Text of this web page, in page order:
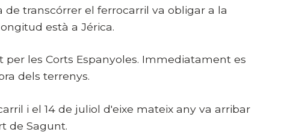
transcórrer el ferrocarril va obligar a la
està a Jérica.
per les Corts Espanyoles. Immediatament es
dels terrenys.
i el 14 de juliol d'eixe mateix any va arribar
de Sagunt.